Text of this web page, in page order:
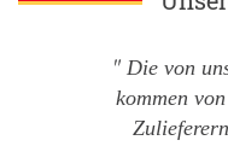
Die von
kommen